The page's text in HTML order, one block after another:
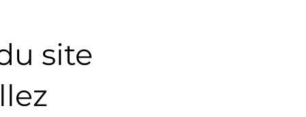
site